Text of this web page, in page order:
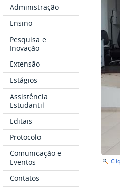
Administração
Ensino
Pesquisa e
Inovação
Extensão
Estágios
Assistência
Estudantil
Editais
Protocolo
Comunicação e
Eventos
Contatos